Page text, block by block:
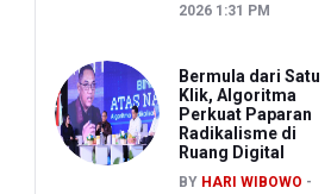
2026 1:31 PM
Bermula dari Satu
Klik, Algoritma
Perkuat Paparan
Radikalisme di
Ruang Digital
BY HARI WIBOWO